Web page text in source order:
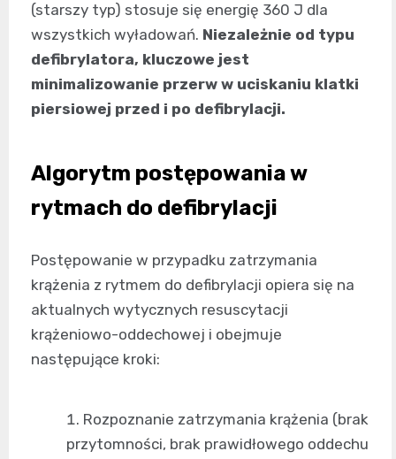
(starszy typ) stosuje się energię 360 J dla
wszystkich wyładowań. Niezależnie od typu
defibrylatora, kluczowe jest
minimalizowanie przerw w uciskaniu klatki
piersiowej przed i po defibrylacji.
Algorytm postępowania w
rytmach do defibrylacji
Postępowanie w przypadku zatrzymania
krążenia z rytmem do defibrylacji opiera się na
aktualnych wytycznych resuscytacji
krążeniowo-oddechowej i obejmuje
następujące kroki:
Rozpoznanie zatrzymania krążenia (brak
przytomności, brak prawidłowego oddechu